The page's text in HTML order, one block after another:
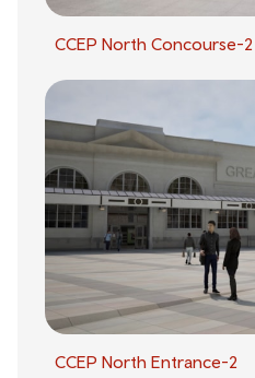
CCEP North Concourse-2
CCEP North Entrance-2